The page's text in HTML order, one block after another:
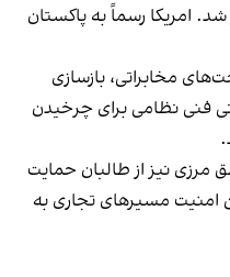
شد. امریکا رسماً به پاکستان
مخابراتی، بازسازی
فنی نظامی برای چرخیدن
مرزی نیز از طالبان حمایت
امنیت مسیرهای تجاری به